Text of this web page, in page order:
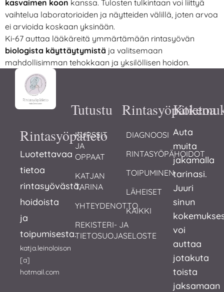
kasvaimen koon kanssa. Tulosten tulkintaan voi liittyä
vaihtelua laboratorioiden ja näytteiden välillä, joten arvoa
ei arvioida koskaan yksinään.
Ki-67 auttaa lääkäreitä ymmärtämään rintasyövän
biologista käyttäytymistä ja valitsemaan
mahdollisimman tehokkaan ja yksilöllisen hoidon.
Rintasyöpätieto
Luotettavaa
tietoa
rintasyövästä,
hoidoista
ja
toipumisesta.
katja.leinoloison
[a]
hotmail.com
Tutustu
KURSSIT
JA
OPPAAT
KATJAN
TARINA
YHTEYDENOTTO
REKISTERI- JA
TIETOSUOJASELOSTE
Rintasyöpätietoa
DIAGNOOSI
RINTASYÖPÄHOIDOT
TOIPUMINEN
LÄHEISET
KAIKKI
Auta
muita
jakamalla
tarinasi.
Juuri
sinun
voi
auttaa
jotakuta
toista
jaksamaan